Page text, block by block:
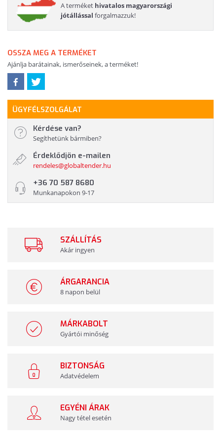
A terméket hivatalos magyarországi
jótállással forgalmazzuk!
OSSZA MEG A TERMÉKET
Ajánlja barátainak, ismerőseinek, a terméket!
ÜGYFÉLSZOLGÁLAT
Kérdése van?
Segíthetünk bármiben?
Érdeklődjön e-mailen
rendeles@globaltender.hu
+36 70 587 8680
Munkanapokon 9-17
SZÁLLÍTÁS
Akár ingyen
ÁRGARANCIA
8 napon belül
MÁRKABOLT
Gyártói minőség
BIZTONSÁG
Adatvédelem
EGYÉNI ÁRAK
Nagy tétel esetén